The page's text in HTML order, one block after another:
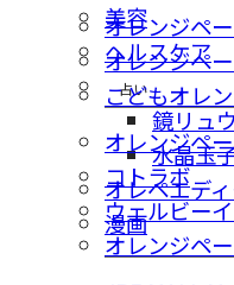
美容
ヘルスケア
占い
鏡リュ
水晶玉
オレペエデ
漫画
オレンジペ
オレンジペ
こどもオレ
オレンジペ
コトラボ
ウェルビー
オレンジペ